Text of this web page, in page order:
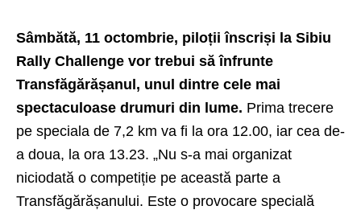
Sâmbătă, 11 octombrie, piloții înscriși la Sibiu
Rally Challenge vor trebui să înfrunte
Transfăgărășanul, unul dintre cele mai
spectaculoase drumuri din lume. Prima trecere
pe speciala de 7,2 km va fi la ora 12.00, iar cea de-
a doua, la ora 13.23. „Nu s-a mai organizat
niciodată o competiție pe această parte a
Transfăgărășanului. Este o provocare specială